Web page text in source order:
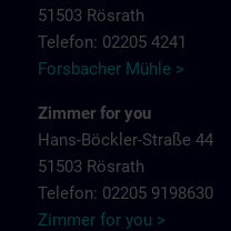
51503 Rösrath
Telefon: 02205 4241
Forsbacher Mühle >
Zimmer for you
Hans-Böckler-Straße 44
51503 Rösrath
Telefon: 02205 9198630
Zimmer for you >